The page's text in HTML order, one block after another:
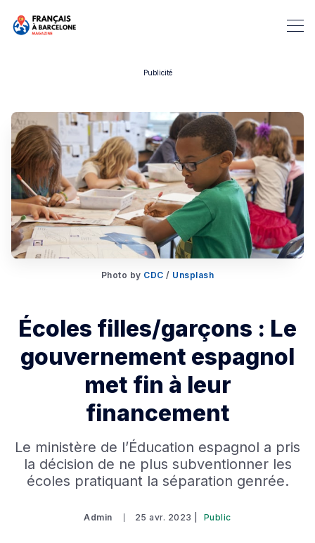
Rechercher dans Français à
Publicité
Photo by CDC / Unsplash
Écoles filles/garçons : Le
gouvernement espagnol
met fin à leur
financement
Le ministère de l’Éducation espagnol a pris
la décision de ne plus subventionner les
écoles pratiquant la séparation genrée.
Admin 25 avr. 2023 | Public